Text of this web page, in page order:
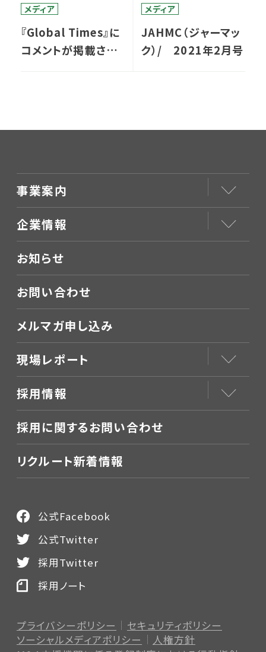
メディア
『Global Times』に
コメントが掲載され
メディア
JAHMC（ジャーマッ
ク）/ 2021年2月号
事業案内
企業情報
お知らせ
お問い合わせ
メルマガ申し込み
現場レポート
採用情報
採用に関するお問い合わせ
リクルート新着情報
プライバシーポリシー
セキュリティポリシー
ソーシャルメディアポリシー
人権方針
公式Facebook
公式Twitter
採用Twitter
採用ノート